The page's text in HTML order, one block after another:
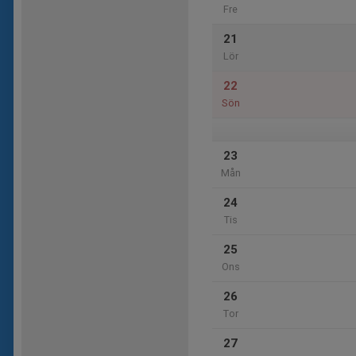
Fre
21
Lör
22
Sön
23
Mån
24
Tis
25
Ons
26
Tor
27